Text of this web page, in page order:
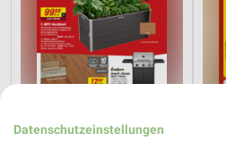
Datenschutzeinstellungen